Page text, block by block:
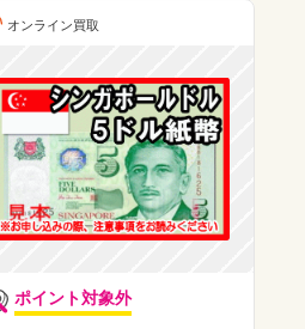
オンライン買取
ポイント対象外